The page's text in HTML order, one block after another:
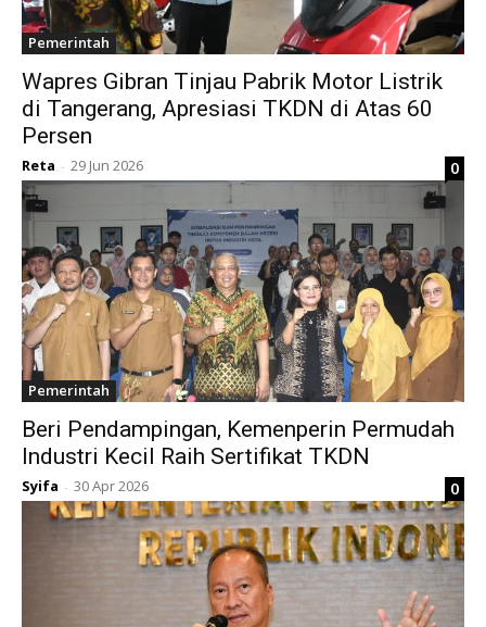
Pemerintah
Wapres Gibran Tinjau Pabrik Motor Listrik
di Tangerang, Apresiasi TKDN di Atas 60
Persen
Reta - 29 Jun 2026 0
Pemerintah
Beri Pendampingan, Kemenperin Permudah
Industri Kecil Raih Sertifikat TKDN
Syifa - 30 Apr 2026 0